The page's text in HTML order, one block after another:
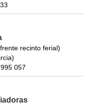
recinto ferial)
057